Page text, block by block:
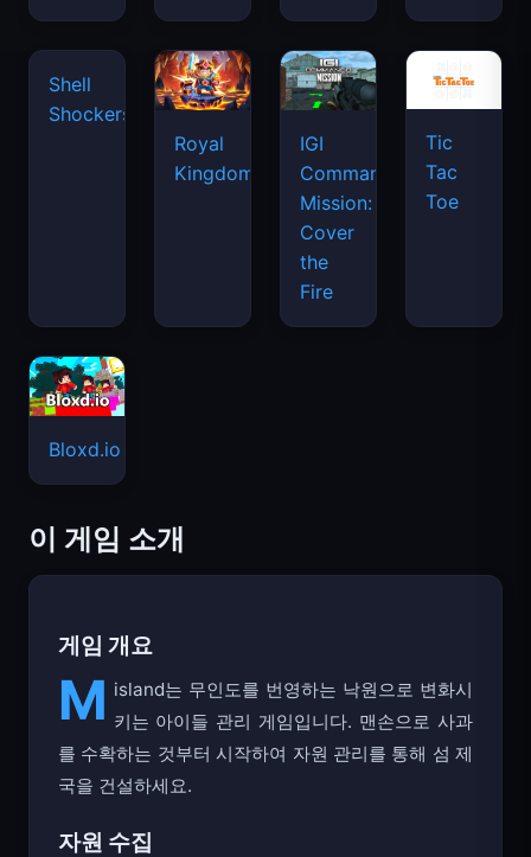
Shell
Shockers
Royal
Kingdom
IGI
Commando
Mission:
Cover
the
Fire
Tic
Tac
Toe
Bloxd.io
이 게임 소개
게임 개요
M island는 무인도를 번영하는 낙원으로 변화시
키는 아이들 관리 게임입니다. 맨손으로 사과
를 수확하는 것부터 시작하여 자원 관리를 통해 섬 제
국을 건설하세요.
자원 수집